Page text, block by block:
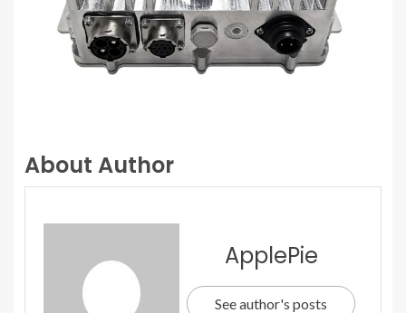
About Author
ApplePie
See author's posts